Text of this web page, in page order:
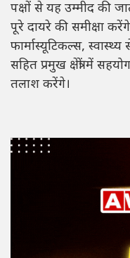
पक्षों से यह उम्मीद की
पूरे दायरे की समीक्षा
फार्मास्यूटिकल्स,
सहित प्रमुख क्षेत्रों में
तलाश करेंगे।